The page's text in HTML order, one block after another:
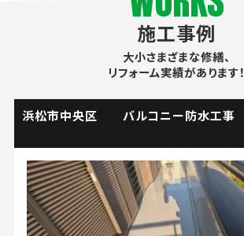
施工事例
大小さまざまな修繕、
リフォーム実績があります！
掛川市 流し台水栓取替工事